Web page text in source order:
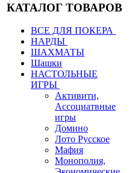
КАТАЛОГ ТОВАРОВ
ВСЕ ДЛЯ ПОКЕРА
НАРДЫ
ШАХМАТЫ
Шашки
НАСТОЛЬНЫЕ
ИГРЫ
Активити,
Ассоциатвные
игры
Домино
Лото Русское
Мафия
Монополия,